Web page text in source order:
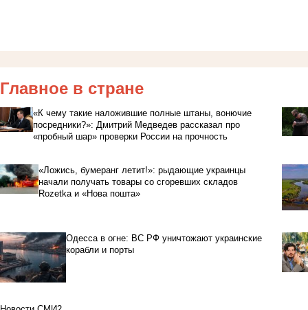
Главное в стране
«К чему такие наложившие полные штаны, вонючие
посредники?»: Дмитрий Медведев рассказал про
«пробный шар» проверки России на прочность
«Ложись, бумеранг летит!»: рыдающие украинцы
начали получать товары со сгоревших складов
Rozetka и «Нова пошта»
Одесса в огне: ВС РФ уничтожают украинские
корабли и порты